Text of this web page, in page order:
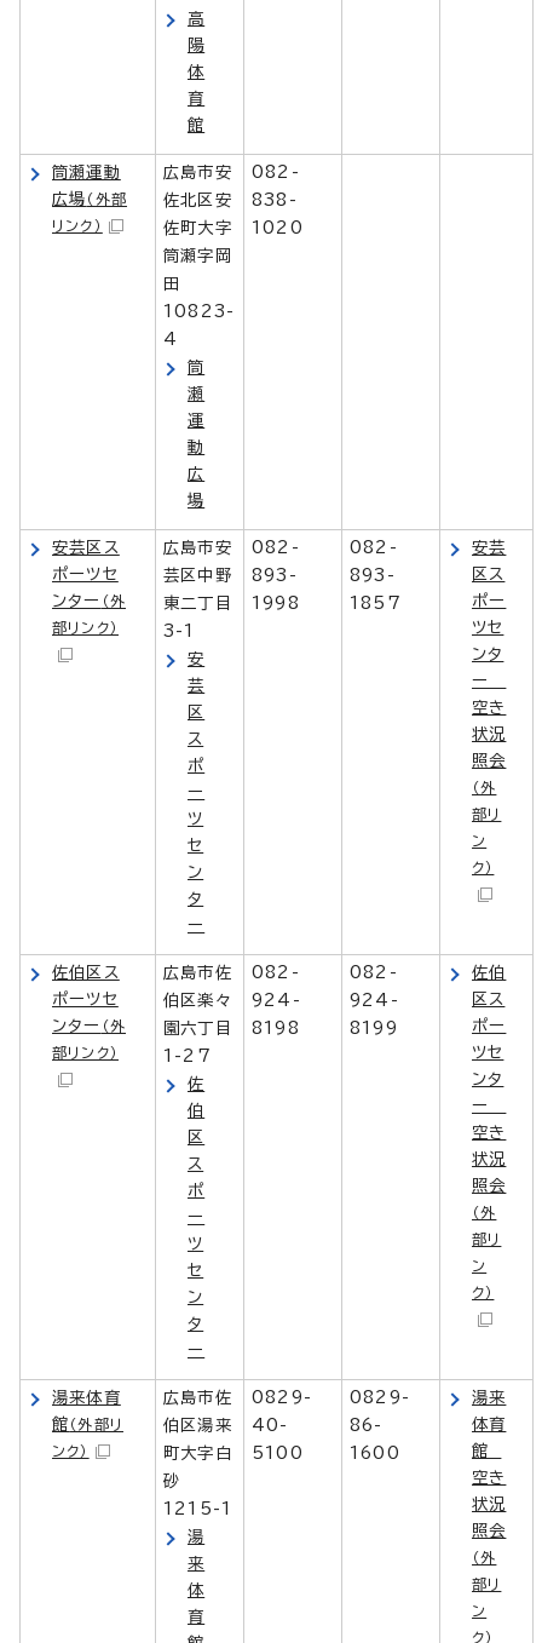
高
陽
体
育
館
筒瀬運動
広場 （外部
リンク）
広島市安
佐北区安
佐町大字
筒瀬字岡
田
10823-
4
筒
瀬
運
動
広
場
082-
838-
1020
安芸区ス
ポーツセ
ンター （外
部リンク）
広島市安
芸区中野
東二丁目
3-1
安
芸
区
ス
ポ
ー
ツ
セ
ン
タ
ー
082-
893-
1998
082-
893-
1857
安芸
区ス
ポー
ツセ
ンタ
ー
空き
状況
照会
（外
部リ
ン
ク）
佐伯区ス
ポーツセ
ンター （外
部リンク）
広島市佐
伯区楽々
園六丁目
1-27
佐
伯
区
ス
ポ
ー
ツ
セ
ン
タ
ー
082-
924-
8198
082-
924-
8199
佐伯
区ス
ポー
ツセ
ンタ
ー
空き
状況
照会
（外
部リ
ン
ク）
湯来体育
館 （外部リ
ンク）
広島市佐
伯区湯来
町大字白
砂
1215-1
湯
来
体
育
0829-
40-
5100
0829-
86-
1600
湯来
体育
館
空き
状況
照会
（外
部リ
ン
ク）